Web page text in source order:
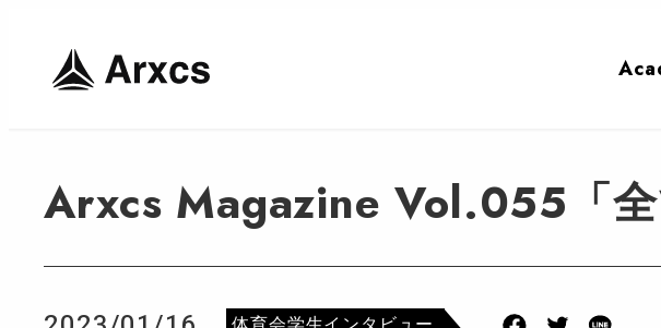
Arxcs Magazine Vol.055「全
カテゴリー